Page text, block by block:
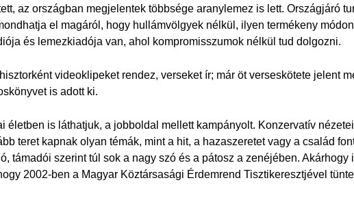
az országban megjelentek többsége aranylemez is lett. Országjáró
el magáról, hogy hullámvölgyek nélkül, ilyen termékeny
és lemezkiadója van, ahol kompromisszumok nélkül tud dolgozni.
videoklipeket rendez, verseket ír; már öt verseskötete jelent
is adott ki.
életben is láthatjuk, a jobboldal mellett kampányolt. Konzervatív
teret kapnak olyan témák, mint a hit, a hazaszeretet vagy a család
támadói szerint túl sok a nagy szó és a pátosz a zenéjében. Akárhogy
2002-ben a Magyar Köztársasági Érdemrend Tisztikeresztjével